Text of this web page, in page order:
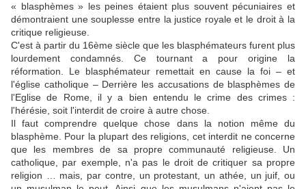
« blasphèmes » les peines étaient plus souvent pécuniaires et
démontraient une souplesse entre la justice royale et le droit à la
critique religieuse.
C'est à partir du 16ème siècle que les blasphémateurs furent plus
lourdement condamnés. Ce tournant a pour origine la
réformation. Le blasphémateur remettait en cause la foi – et
l'église catholique – Derrière les accusations de blasphèmes de
l'Eglise de Rome, il y a bien entendu le crime des crimes :
l'hérésie, soit l'interdit de croire à autre chose.
Il faut comprendre quelque chose dans la notion même du
blasphème. Pour la plupart des religions, cet interdit ne concerne
que les membres de sa propre communauté religieuse. Un
catholique, par exemple, n'a pas le droit de critiquer sa propre
religion … mais, par contre, un protestant, un athée, un juif, ou